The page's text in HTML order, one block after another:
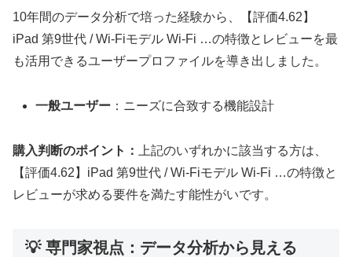
10年間のデータ分析で培った経験から、【評価4.62】
iPad 第9世代 / Wi-Fiモデル Wi-Fi …の特徴とレビューを最
も活用できるユーザープロファイルを導き出しました。
一般ユーザー ：ニーズに合致する機能設計
購入判断のポイント：
上記のいずれかに該当する方は、
【評価4.62】iPad 第9世代 / Wi-Fiモデル Wi-Fi …の特徴と
レビューが求める要件を満たす能性がいです。
💡 専門家視点：データ分析から見える